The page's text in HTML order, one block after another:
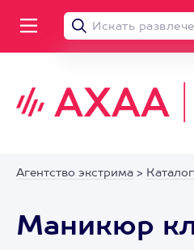
Агентство экстрима >
Маникюр